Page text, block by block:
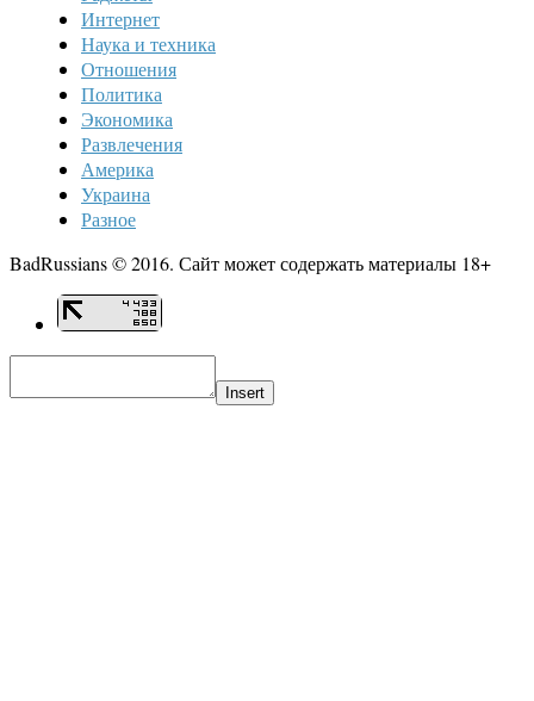
Интернет
Наука и техника
Отношения
Политика
Экономика
Развлечения
Америка
Украина
Разное
BadRussians © 2016. Сайт может содержать материалы 18+
Insert